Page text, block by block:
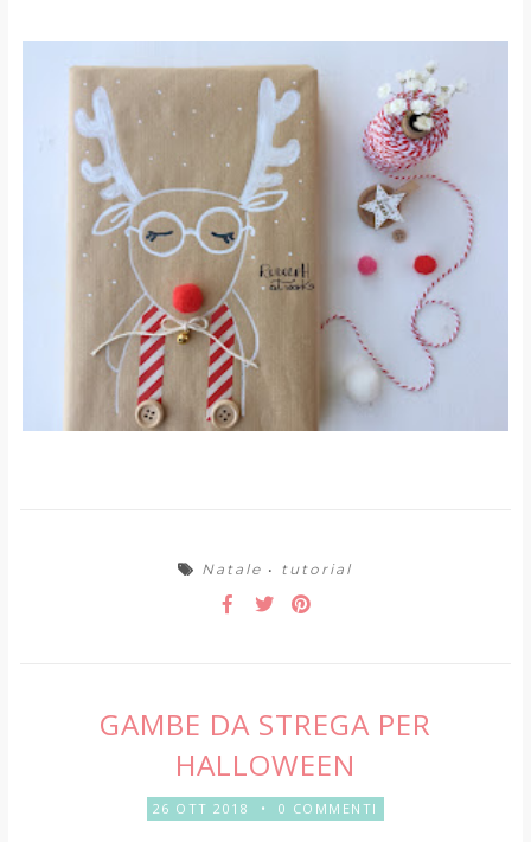
Natale • tutorial
GAMBE DA STREGA PER
HALLOWEEN
26 OTT 2018 • 0 COMMENTI